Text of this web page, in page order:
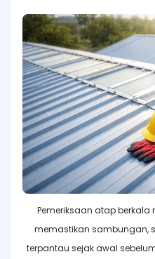
Pemeriksaan atap
memastikan sambungan,
terpantau sejak awal